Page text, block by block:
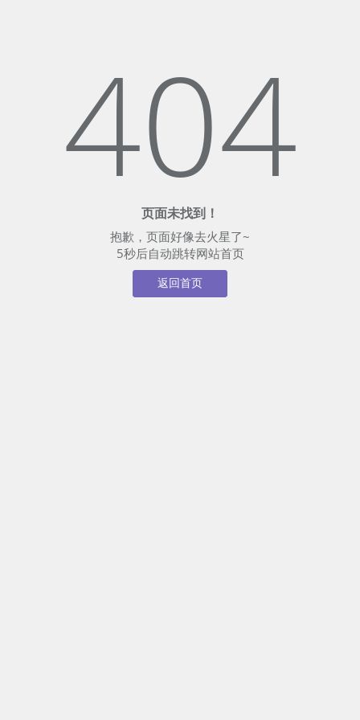
404
页面未找到！
抱歉，页面好像去火星了~
5秒后自动跳转网站首页
返回首页